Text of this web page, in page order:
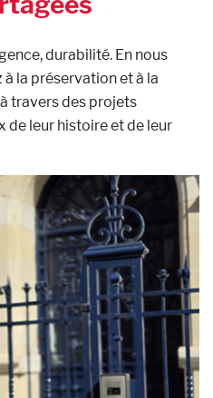
durabilité. En nous
la préservation et à la
travers des projets
leur histoire et de leur